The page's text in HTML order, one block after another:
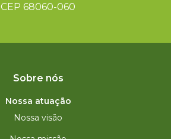
CEP 68060-060
Sobre nós
Nossa atuação
Nossa visão